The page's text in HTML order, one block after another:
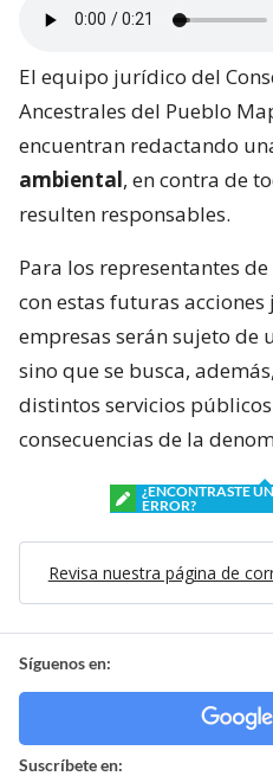
El equipo jurídico del
Ancestrales del Pueblo
encuentran redactando
ambiental, en contra de
resulten responsables.
Para los representantes
con estas futuras
empresas serán sujeto de
sino que se busca,
distintos servicios
consecuencias de la
¿ENCONTRASTE UN
ERROR?
Revisa nuestra página de
Síguenos en:
Suscríbete en: